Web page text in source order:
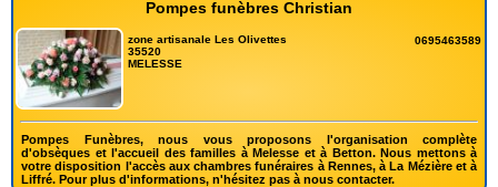
Pompes funèbres Christian
zone artisanale Les Olivettes
35520
MELESSE
0695463589
Pompes Funèbres, nous vous proposons l'organisation complète
d'obsèques et l'accueil des familles à Melesse et à Betton. Nous mettons à
votre disposition l'accès aux chambres funéraires à Rennes, à La Mézière et à
Liffré. Pour plus d'informations, n'hésitez pas à nous contacter.